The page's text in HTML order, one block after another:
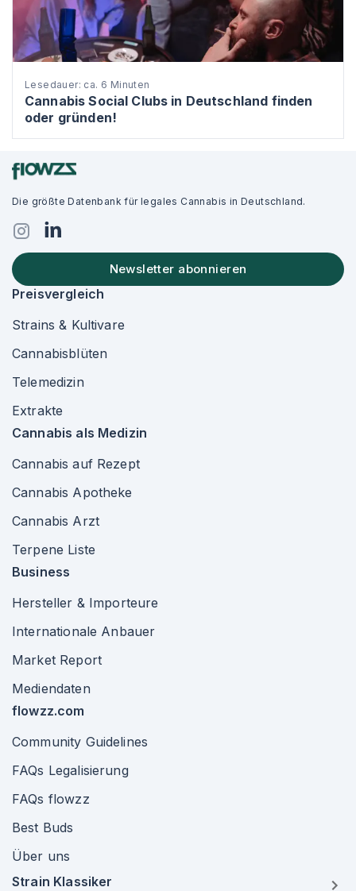
Lesedauer: ca. 6 Minuten
Cannabis Social Clubs in Deutschland finden
oder gründen!
Die größte Datenbank für legales Cannabis in Deutschland.
Newsletter abonnieren
Preisvergleich
Strains & Kultivare
Cannabisblüten
Telemedizin
Extrakte
Cannabis als Medizin
Cannabis auf Rezept
Cannabis Apotheke
Cannabis Arzt
Terpene Liste
Business
Hersteller & Importeure
Internationale Anbauer
Market Report
Mediendaten
flowzz.com
Community Guidelines
FAQs Legalisierung
FAQs flowzz
Best Buds
Über uns
Strain Klassiker